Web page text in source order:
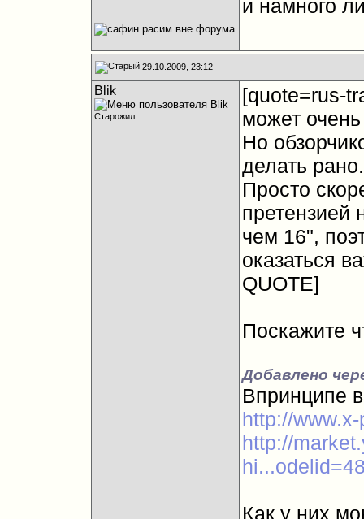
и намного
29.10.2009, 23:12
Blik
Старожил
[quote=rus-
может
Но
делать рано.
Просто
претензией
чем 16",
оказаться
QUOTE]
Поскажите
Добавлено
Впринципе
http://
http://
Как у них